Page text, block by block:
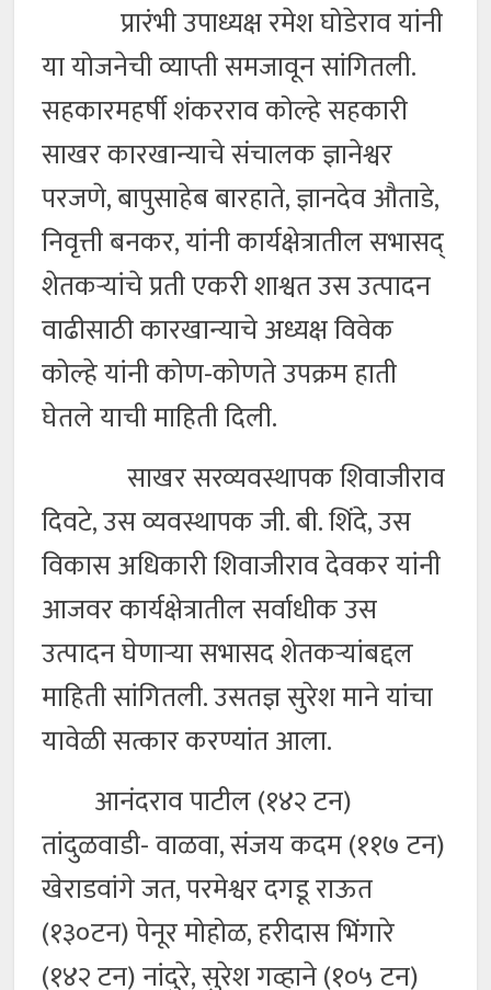
प्रारंभी उपाध्यक्ष रमेश घोडेराव यांनी
या योजनेची व्याप्ती समजावून सांगितली.
सहकारमहर्षी शंकरराव कोल्हे सहकारी
साखर कारखान्याचे संचालक ज्ञानेश्वर
परजणे, बापुसाहेब बारहाते, ज्ञानदेव औताडे,
निवृत्ती बनकर, यांनी कार्यक्षेत्रातील सभासद्
शेतकऱ्यांचे प्रती एकरी शाश्वत उस उत्पादन
वाढीसाठी कारखान्याचे अध्यक्ष विवेक
कोल्हे यांनी कोण-कोणते उपक्रम हाती
घेतले याची माहिती दिली.
साखर सरव्यवस्थापक शिवाजीराव
दिवटे, उस व्यवस्थापक जी. बी. शिंदे, उस
विकास अधिकारी शिवाजीराव देवकर यांनी
आजवर कार्यक्षेत्रातील सर्वाधीक उस
उत्पादन घेणाऱ्या सभासद शेतकऱ्यांबद्दल
माहिती सांगितली. उसतज्ञ सुरेश माने यांचा
यावेळी सत्कार करण्यांत आला.
आनंदराव पाटील (१४२ टन)
तांदुळवाडी- वाळवा, संजय कदम (११७ टन)
खेराडवांगे जत, परमेश्वर दगडू राऊत
(१३०टन) पेनूर मोहोळ, हरीदास भिंगारे
(१४२ टन) नांदुरे, सुरेश गव्हाने (१०५ टन)